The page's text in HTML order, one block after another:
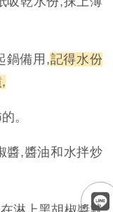
鍋備用,記得水份
。
醬,醬油和水拌炒